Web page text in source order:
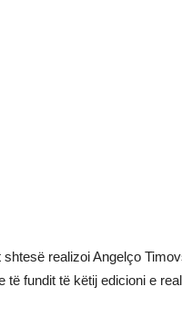
realizoi Angelço
fundit të këtij edicioni e